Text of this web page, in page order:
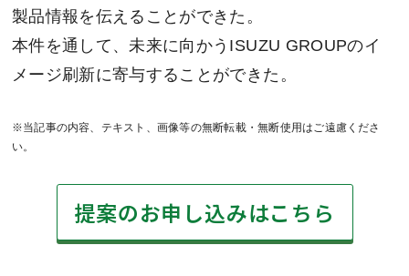
製品情報を伝えることができた。
本件を通して、未来に向かうISUZU GROUPのイ
メージ刷新に寄与することができた。
※当記事の内容、テキスト、画像等の無断転載・無断使用はご遠慮くださ
い。
提案のお申し込みはこちら